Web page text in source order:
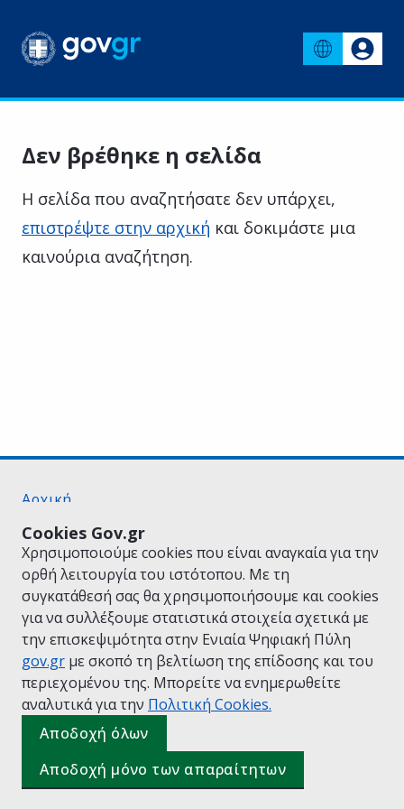
Cookies Gov.gr
Χρησιμοποιούμε cookies που είναι αναγκαία για την
ορθή λειτουργία του ιστότοπου. Με τη
συγκατάθεσή σας θα χρησιμοποιήσουμε και cookies
για να συλλέξουμε στατιστικά στοιχεία σχετικά με
την επισκεψιμότητα στην Ενιαία Ψηφιακή Πύλη
gov.gr με σκοπό τη βελτίωση της επίδοσης και του
περιεχομένου της. Μπορείτε να ενημερωθείτε
αναλυτικά για την Πολιτική Cookies.
Αποδοχή όλων
Αποδοχή μόνο των απαραίτητων
Δεν βρέθηκε η σελίδα
Η σελίδα που αναζητήσατε δεν υπάρχει,
επιστρέψτε στην αρχική και δοκιμάστε μια
καινούρια αναζήτηση.
Αρχική
Όροι Χρήσης
Πολιτική Απορρήτου
Δήλωση προσβασιμότητας
Πολιτική cookies
Προτάσεις για το gov.gr
Υλοποίηση από το Υπουργείο Ψηφιακής
Διακυβέρνησης
Ελληνικά | Αγγλικά